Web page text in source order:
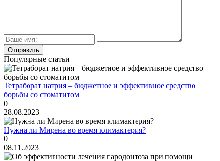
Популярные статьи
Тетраборат натрия – бюджетное и эффективное средство
борьбы со стоматитом
0
28.08.2023
Нужна ли Мирена во время климактерия?
0
08.11.2023